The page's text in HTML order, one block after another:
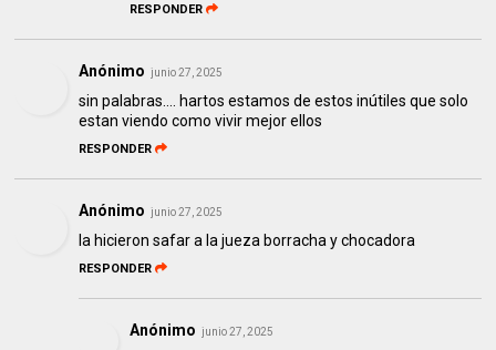
RESPONDER
Anónimo junio 27, 2025
sin palabras.... hartos estamos de estos inútiles que solo
estan viendo como vivir mejor ellos
RESPONDER
Anónimo junio 27, 2025
la hicieron safar a la jueza borracha y chocadora
RESPONDER
Anónimo junio 27, 2025